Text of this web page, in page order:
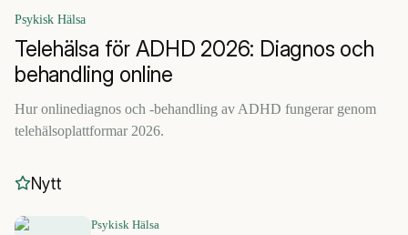
Psykisk Hälsa
Telehälsa för ADHD 2026: Diagnos och
behandling online
Hur onlinediagnos och -behandling av ADHD fungerar genom
telehälsoplattformar 2026.
Nytt
Psykisk Hälsa